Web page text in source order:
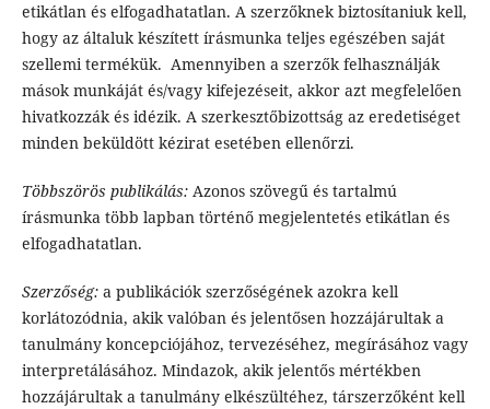
etikátlan és elfogadhatatlan. A szerzőknek biztosítaniuk kell,
hogy az általuk készített írásmunka teljes egészében saját
szellemi termékük. Amennyiben a szerzők felhasználják
mások munkáját és/vagy kifejezéseit, akkor azt megfelelően
hivatkozzák és idézik. A szerkesztőbizottság az eredetiséget
minden beküldött kézirat esetében ellenőrzi.
Többszörös publikálás:Azonos szövegű és tartalmú
írásmunka több lapban történő megjelentetés etikátlan és
elfogadhatatlan.
Szerzőség:a publikációk szerzőségének azokra kell
korlátozódnia, akik valóban és jelentősen hozzájárultak a
tanulmány koncepciójához, tervezéséhez, megírásához vagy
interpretálásához. Mindazok, akik jelentős mértékben
hozzájárultak a tanulmány elkészültéhez, társzerzőként kell